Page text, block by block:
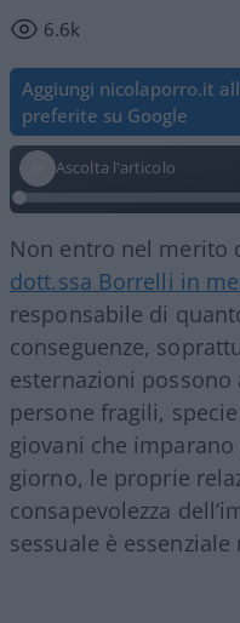
6.6k
Aggiungi nicolaporro.it
preferite su Google
Ascolta l'articolo
Non entro nel merito
dott.ssa Borrelli in
responsabile di
conseguenze,
esternazioni
persone fragili,
giovani che
giorno, le proprie
consapevolezza
sessuale è